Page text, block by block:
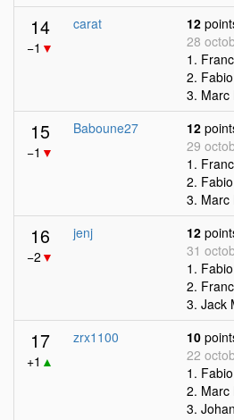
14
−1 ▼
carat 12
28
1.
2.
3. Marc
15
−1 ▼
Baboune27 12
29
1.
2.
3. Marc
16
−2 ▼
jenj 12
31
1.
2.
3. Jack
17
+1 ▲
zrx1100 10
22
1.
2. Marc
3.